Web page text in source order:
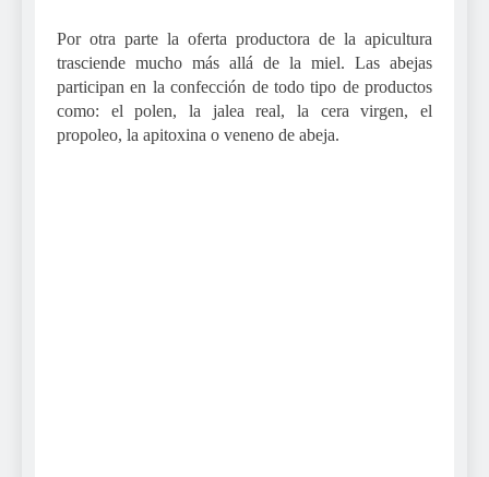
Por otra parte la oferta productora de la apicultura
trasciende mucho más allá de la miel. Las abejas
participan en la confección de todo tipo de productos
como: el polen, la jalea real, la cera virgen, el
propoleo, la apitoxina o veneno de abeja.